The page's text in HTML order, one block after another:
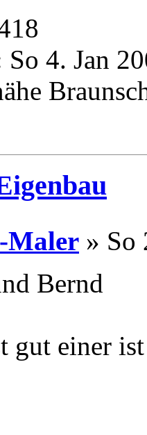
So 4. Jan
Maler » So
Bernd
gut einer